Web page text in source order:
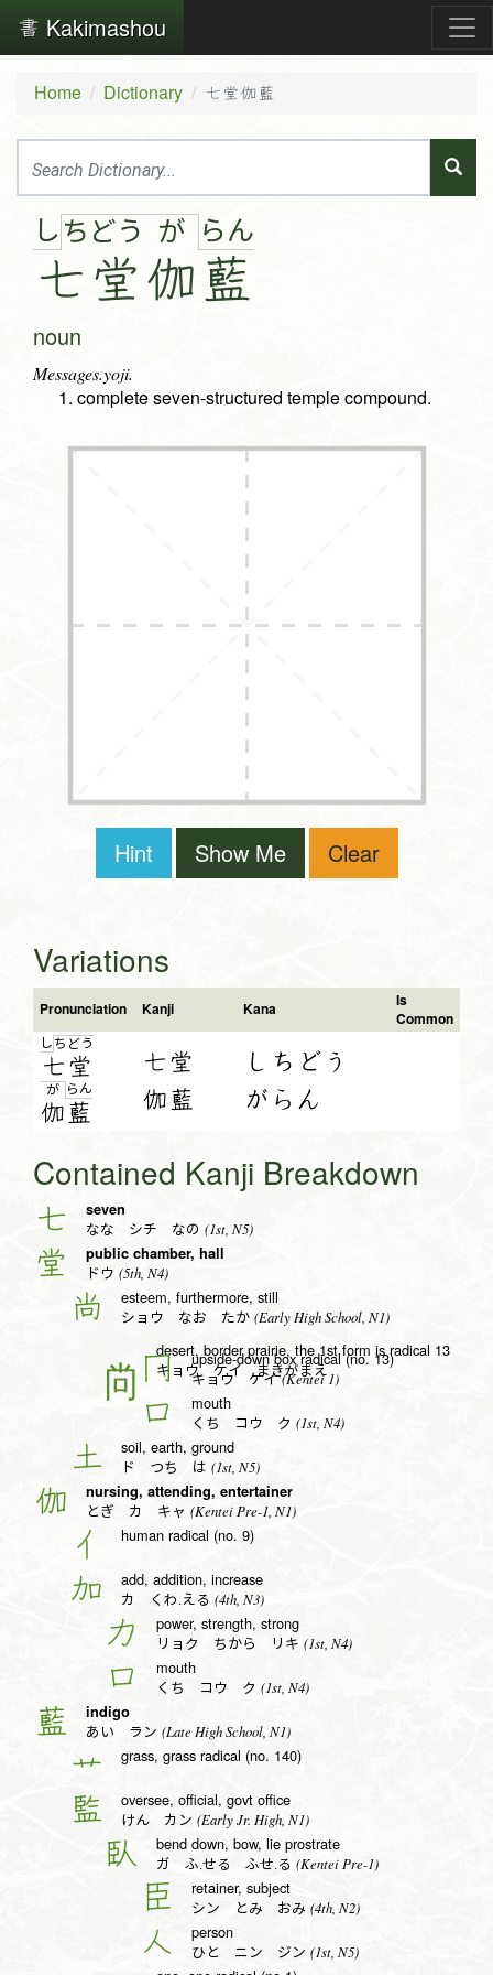
Kakimashou
Home Dictionary 七堂伽藍
し ち
七
どう
堂
が
伽
ら ん
藍
noun
Messages.yoji.
complete seven-structured temple compound.
Hint Show Me Clear
Variations
Pronunciation Kanji Kana
Is
Common
し ち
七
どう
堂
が
伽
ら ん
藍
七堂
伽藍
しちどう
がらん
Contained Kanji Breakdown
七 seven
なな シチ なの (1st, N5)
堂 public chamber, hall
ドウ (5th, N4)
尚 esteem, furthermore, still
ショウ なお たか (Early High School, N1)
desert, border prairie, the 1st form is radical 13
キョウ ケイ まきがまえ
冂 upside-down box radical (no. 13)
キョウ ケイ(Kentei 1)
口 mouth
くち コウ ク (1st, N4)
土 soil, earth, ground
ド つち は (1st, N5)
伽 nursing, attending, entertainer
とぎ カ キャ (Kentei Pre-1, N1)
亻 human radical (no. 9)
加 add, addition, increase
カ くわ.える (4th, N3)
力 power, strength, strong
リョク ちから リキ (1st, N4)
口 mouth
くち コウ ク (1st, N4)
藍 indigo
あい ラン (Late High School, N1)
艹 grass, grass radical (no. 140)
監 oversee, official, govt office
けん カン (Early Jr. High, N1)
臥 bend down, bow, lie prostrate
ガ ふ.せる ふせ.る (Kentei Pre-1)
臣 retainer, subject
シン とみ おみ (4th, N2)
人 person
ひと ニン ジン (1st, N5)